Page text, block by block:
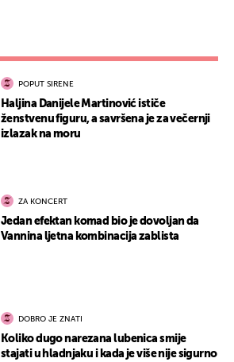
POPUT SIRENE
Haljina Danijele Martinović ističe
ženstvenu figuru, a savršena je za večernji
izlazak na moru
ZA KONCERT
Jedan efektan komad bio je dovoljan da
Vannina ljetna kombinacija zablista
DOBRO JE ZNATI
Koliko dugo narezana lubenica smije
stajati u hladnjaku i kada je više nije sigurno